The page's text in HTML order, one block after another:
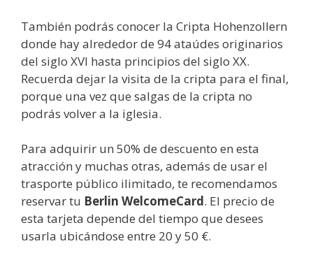
También podrás conocer la Cripta Hohenzollern
donde hay alrededor de 94 ataúdes originarios
del siglo XVI hasta principios del siglo XX.
Recuerda dejar la visita de la cripta para el final,
porque una vez que salgas de la cripta no
podrás volver a la iglesia.
Para adquirir un 50% de descuento en esta
atracción y muchas otras, además de usar el
trasporte público ilimitado, te recomendamos
reservar tu Berlin WelcomeCard. El precio de
esta tarjeta depende del tiempo que desees
usarla ubicándose entre 20 y 50 €.